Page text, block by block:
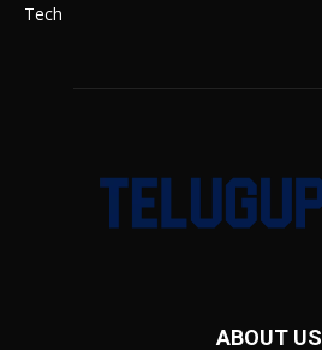
Tech
ABOUT US